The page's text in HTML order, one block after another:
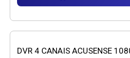
DVR 4 CANAIS ACUSENSE